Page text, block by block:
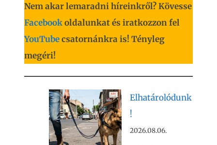
Nem akar lemaradni híreinkről? Kövesse
Facebookoldalunkat és iratkozzon fel
YouTubecsatornánkra is! Tényleg
megéri!
Elhatárolódunk
!
2026.08.06.